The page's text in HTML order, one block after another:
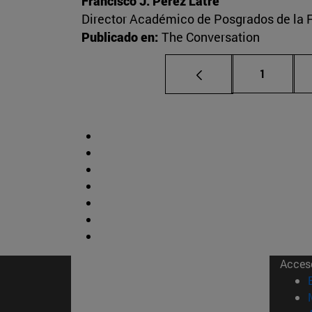
Director Académico de Posgrados de la
Publicado en: The Conversation
Página
1